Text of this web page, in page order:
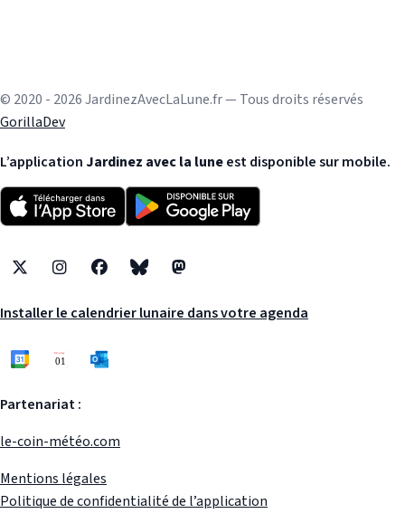
© 2020 - 2026 JardinezAvecLaLune.fr — Tous droits réservés
GorillaDev
L’application Jardinez avec la luneest disponible sur mobile.
X InstagramFacebookBlueskyMastodon
Installer le calendrier lunaire dans votre agenda
Partenariat :
le-coin-météo.com
Mentions légales
Politique de confidentialité de l’application